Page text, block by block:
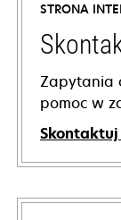
STRONA
Zapytania
pomoc w
Skontaktuj